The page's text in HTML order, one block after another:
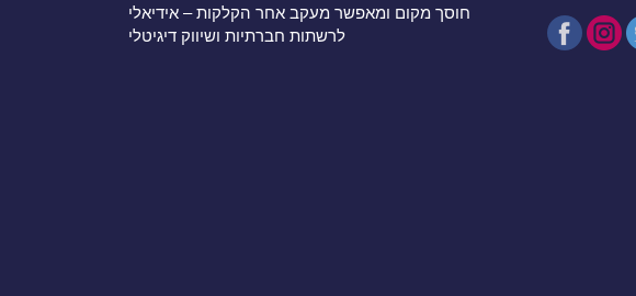
חוסך מקום ומאפשר מעקב אחר הקלקות – אידיאלי
לרשתות חברתיות ושיווק דיגיטלי